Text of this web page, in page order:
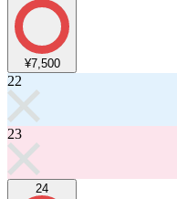
¥7,500
22
23
24